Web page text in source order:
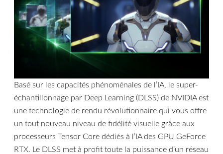
Basé sur les capacités phénoménales de l’IA, le super-
échantillonnage par Deep Learning (DLSS) de NVIDIA est
une technologie de rendu révolutionnaire qui vous offre
un tout nouveau niveau de fidélité visuelle grâce aux
processeurs Tensor Core dédiés à l’IA des GPU GeForce
RTX. Le DLSS met à profit toute la puissance d’un réseau